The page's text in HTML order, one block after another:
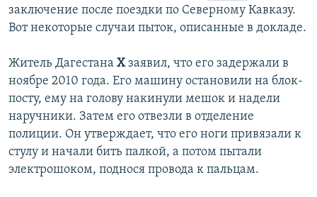
заключение после поездки по Северному Кавказу.
Вот некоторые случаи пыток, описанные в докладе.
Житель Дагестана Хзаявил, что его задержали в
ноябре 2010 года. Его машину остановили на блок-
посту, ему на голову накинули мешок и надели
наручники. Затем его отвезли в отделение
полиции. Он утверждает, что его ноги привязали к
стулу и начали бить палкой, а потом пытали
электрошоком, поднося провода к пальцам.